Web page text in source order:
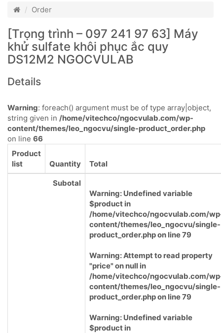
Order
[Trọng trình – 097 241 97 63] Máy
khử sulfate khôi phục ắc quy
DS12M2 NGOCVULAB
Details
Warning: foreach() argument must be of type array|object,
string given in /home/vitechco/ngocvulab.com/wp-
content/themes/leo_ngocvu/single-product_order.php
on line 66
Product
list
Quantity Total
Subotal
Warning: Undefined variable
$product in
/home/vitechco/ngocvulab.com/
content/themes/leo_ngocvu/single-
product_order.phpon line79
Warning: Attempt to read property
"price" on null in
/home/vitechco/ngocvulab.com/
content/themes/leo_ngocvu/single-
product_order.phpon line79
Warning: Undefined variable
$product in